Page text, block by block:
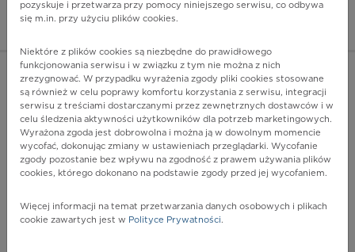
Pharmindex - lider
ZALOGUJ SIĘ
POKAŻ FILTRY
Pharmindex
pozyskuje i przetwarza przy pomocy niniejszego serwisu, co odbywa
się m.in. przy użyciu plików cookies.
Niektóre z plików cookies są niezbędne do prawidłowego
funkcjonowania serwisu i w związku z tym nie można z nich
zrezygnować. W przypadku wyrażenia zgody pliki cookies stosowane
są również w celu poprawy komfortu korzystania z serwisu, integracji
serwisu z treściami dostarczanymi przez zewnętrznych dostawców i w
celu śledzenia aktywności użytkowników dla potrzeb marketingowych.
Wyrażona zgoda jest dobrowolna i można ją w dowolnym momencie
wycofać, dokonując zmiany w ustawieniach przeglądarki. Wycofanie
zgody pozostanie bez wpływu na zgodność z prawem używania plików
cookies, którego dokonano na podstawie zgody przed jej wycofaniem.
Więcej informacji na temat przetwarzania danych osobowych i plikach
cookie zawartych jest w Polityce Prywatności.